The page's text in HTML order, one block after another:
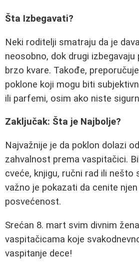
Šta Izbegavati?
Neki roditelji smatraju da je
neosobno, dok drugi
brzo kvare. Takođe,
poklone koji mogu biti
ili parfemi, osim ako niste
Zaključak: Šta je Najbolje?
Najvažnije je da poklon dolazi
zahvalnost prema vaspitačici.
cveće, knjigu, ručni rad ili nešto
važno je pokazati da cenite
posvećenost.
Srećan 8. mart svim divnim
vaspitačicama koje
vaspitanje dece!